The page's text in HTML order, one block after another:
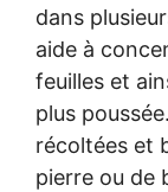
dans
aide à
feuilles et
plus
récoltées et
pierre ou de